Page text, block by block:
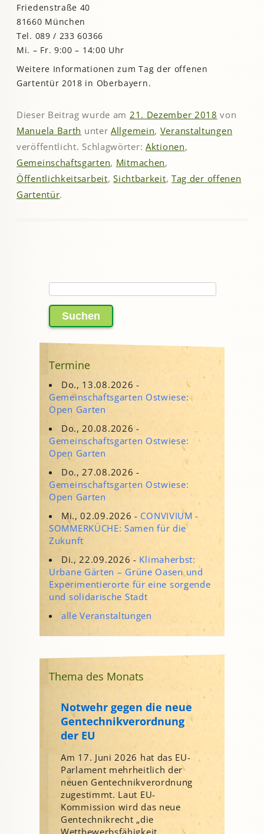
Friedenstraße 40
81660 München
Tel. 089 / 233 60366
Mi. – Fr. 9:00 – 14:00 Uhr
Weitere Informationen zum Tag der offenen
Gartentür 2018 in Oberbayern.
Dieser Beitrag wurde am 21. Dezember 2018 von
Manuela Barth unterAllgemein, Veranstaltungen
veröffentlicht. Schlagwörter: Aktionen,
Gemeinschaftsgarten, Mitmachen,
Öffentlichkeitsarbeit,Sichtbarkeit, Tag der offenen
Gartentür.
nach:
Termine
Do., 13.08.2026 -
Gemeinschaftsgarten Ostwiese:
Open Garten
Do., 20.08.2026 -
Gemeinschaftsgarten Ostwiese:
Open Garten
Do., 27.08.2026 -
Gemeinschaftsgarten Ostwiese:
Open Garten
Mi., 02.09.2026 - CONVIVIUM -
SOMMERKÜCHE: Samen für die
Zukunft
Di., 22.09.2026 - Klimaherbst:
Urbane Gärten – Grüne Oasen und
Experimentierorte für eine sorgende
und solidarische Stadt
alle Veranstaltungen
Thema des Monats
Notwehr gegen die neue
Gentechnikverordnung
der EU
Am 17. Juni 2026 hat das EU-
Parlament mehrheitlich der
neuen Gentechnikverordnung
zugestimmt. Laut EU-
Kommission wird das neue
Gentechnikrecht „die